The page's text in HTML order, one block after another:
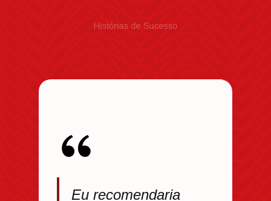
Histórias de Sucesso
Eu recomendaria